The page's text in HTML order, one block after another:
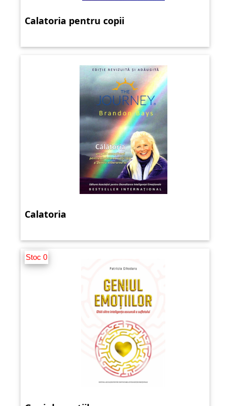
Calatoria pentru copii
Calatoria
Stoc 0